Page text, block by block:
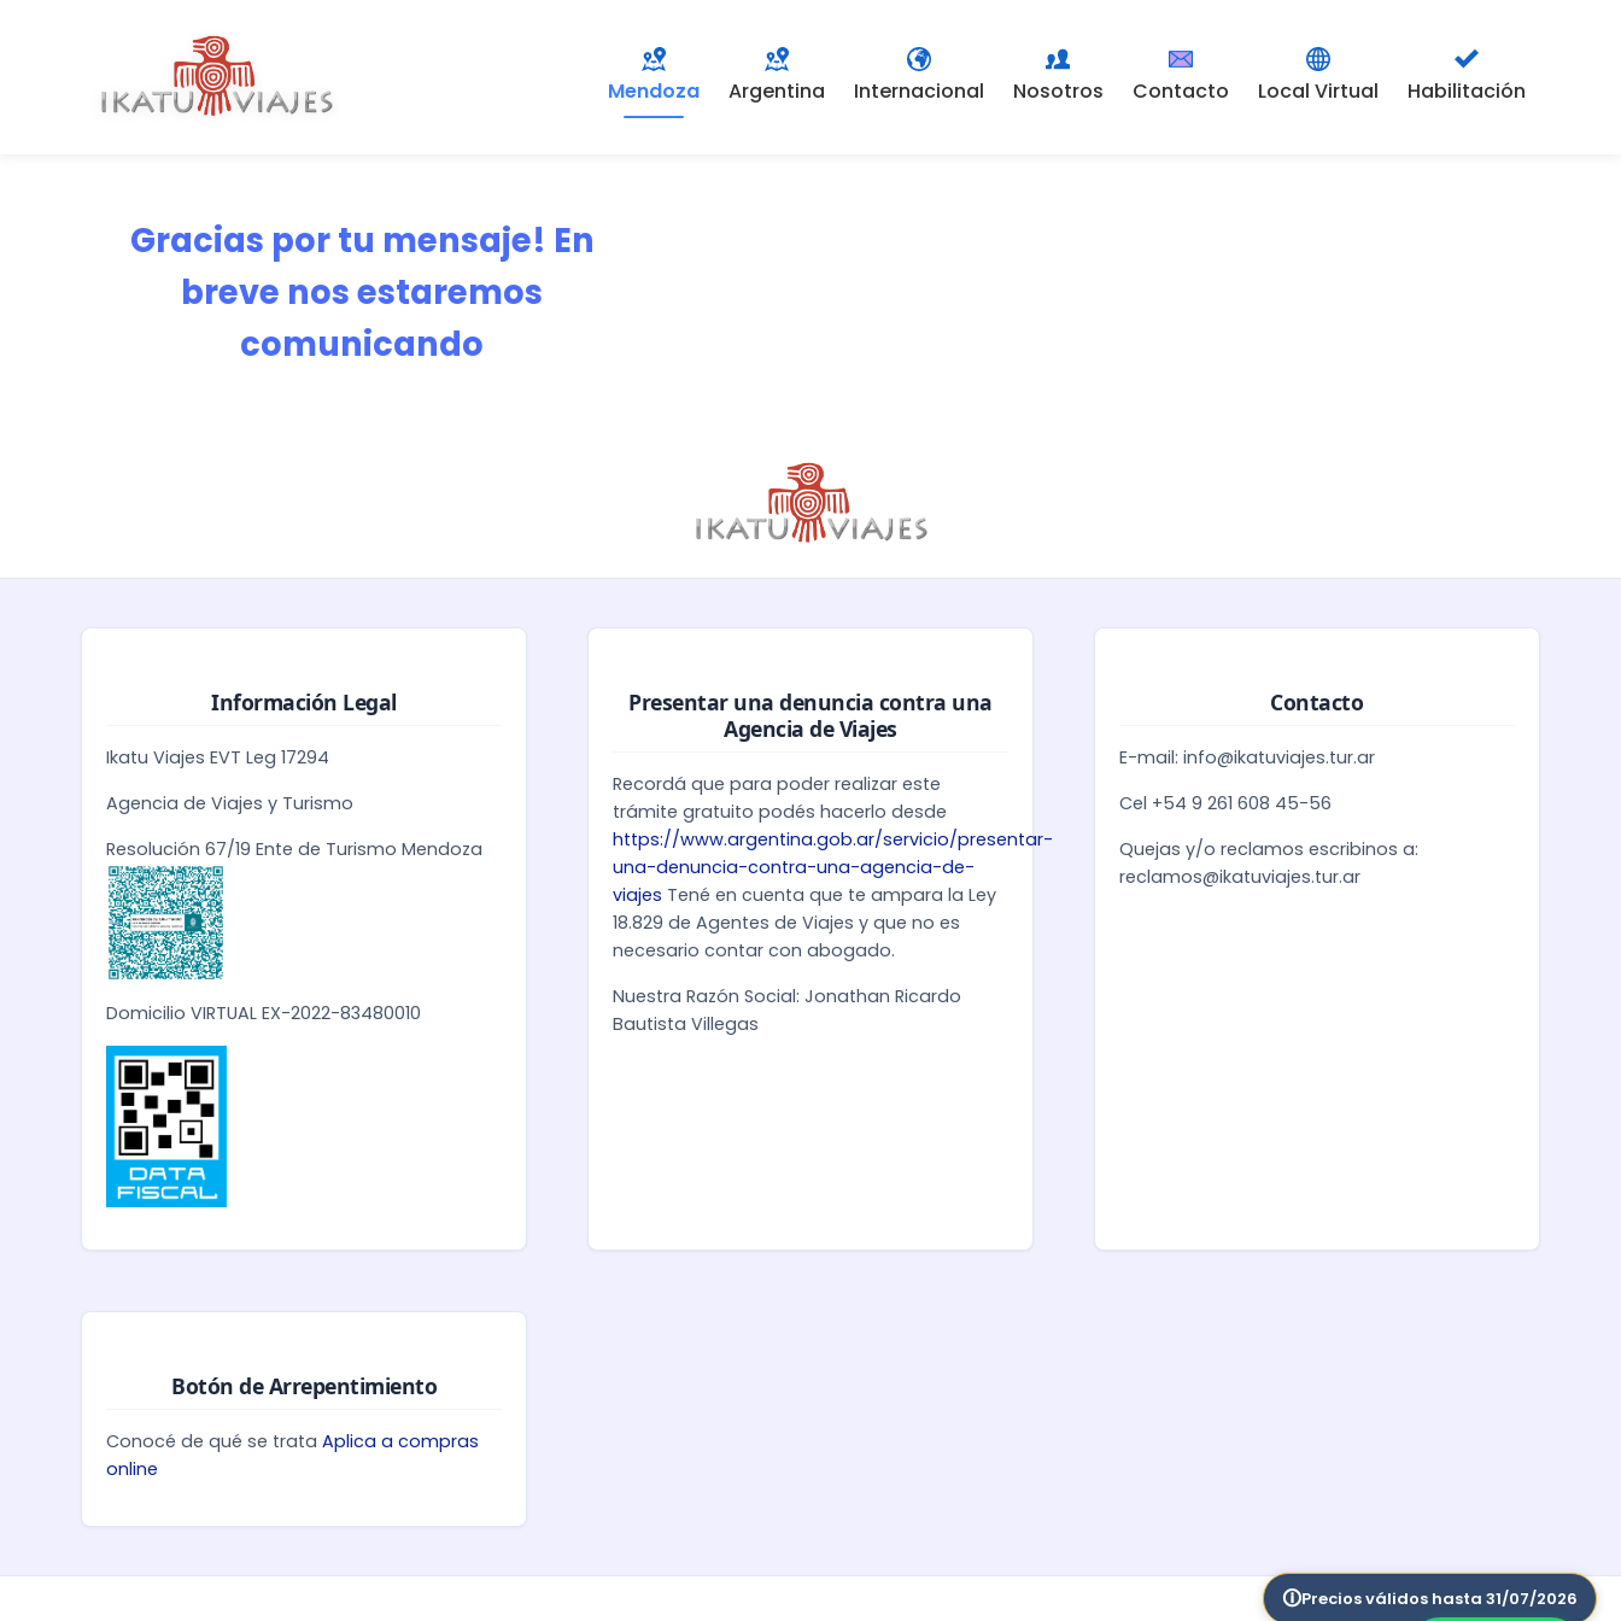
Mendoza Argentina Internacional Nosotros Contacto Local Virtual Habilitación
Gracias por tu mensaje! En
breve nos estaremos
comunicando
Información Legal
Ikatu Viajes EVT Leg 17294
Agencia de Viajes y Turismo
Resolución 67/19 Ente de Turismo Mendoza
Domicilio VIRTUAL EX-2022-83480010
Presentar una denuncia contra una
Agencia de Viajes
Recordá que para poder realizar este
trámite gratuito podés hacerlo desde
https://www.argentina.gob.ar/servicio/presentar-
una-denuncia-contra-una-agencia-de-
viajes Tené en cuenta que te ampara la Ley
18.829 de Agentes de Viajes y que no es
necesario contar con abogado.
Nuestra Razón Social: Jonathan Ricardo
Bautista Villegas
Contacto
E-mail: info@ikatuviajes.tur.ar
Cel +54 9 261 608 45-56
Quejas y/o reclamos escribinos a:
reclamos@ikatuviajes.tur.ar
Botón de Arrepentimiento
Conocé de qué se trataAplica a compras
online
Precios válidos hasta 31/07/2026